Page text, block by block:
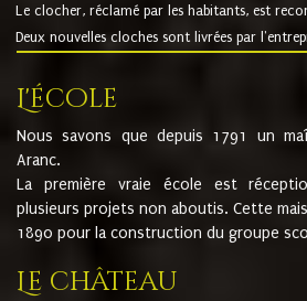
Le clocher, réclamé par les habitants, est
Deux nouvelles cloches sont livrées par
L'école
Nous savons que depuis 1791 un
Aranc.
La première vraie école est
plusieurs projets non aboutis. Cette
1890 pour la construction du groupe
Le château